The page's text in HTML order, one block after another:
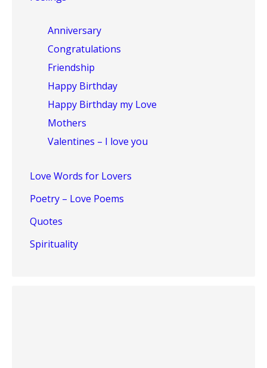
Anniversary
Congratulations
Friendship
Happy Birthday
Happy Birthday my Love
Mothers
Valentines – I love you
Love Words for Lovers
Poetry – Love Poems
Quotes
Spirituality